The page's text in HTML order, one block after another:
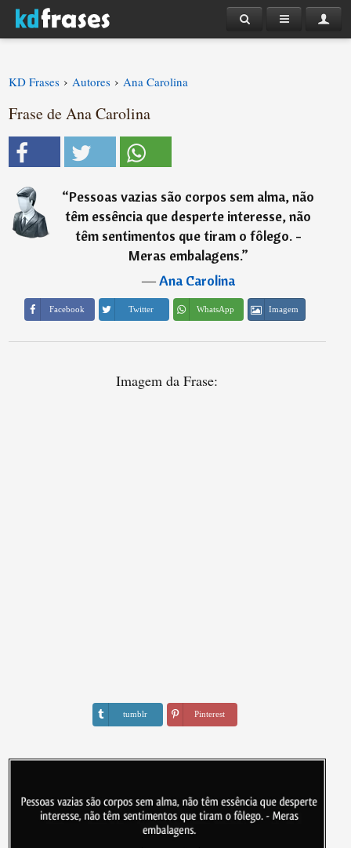
KD Frases › Autores › Ana Carolina
Frase de Ana Carolina
“Pessoas vazias são corpos sem alma, não
têm essência que desperte interesse, não
têm sentimentos que tiram o fôlego. -
Meras embalagens.”
―Ana Carolina
Facebook Twitter WhatsApp Imagem
Imagem da Frase:
tumblr Pinterest